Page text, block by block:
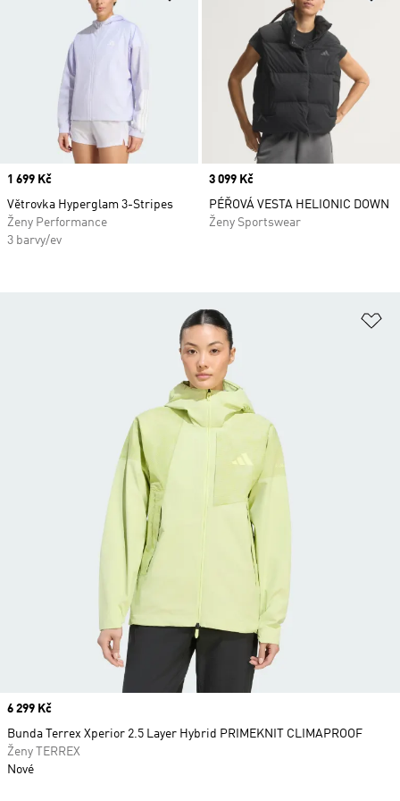
Price
1 699 Kč
Větrovka Hyperglam 3-Stripes
Ženy Performance
3 barvy/ev
Price
3 099 Kč
PÉŘOVÁ VESTA HELIONIC DOWN
Ženy Sportswear
Price
6 299 Kč
Bunda Terrex Xperior 2.5 Layer Hybrid PRIMEKNIT CLIMAPROOF
Ženy TERREX
Nové